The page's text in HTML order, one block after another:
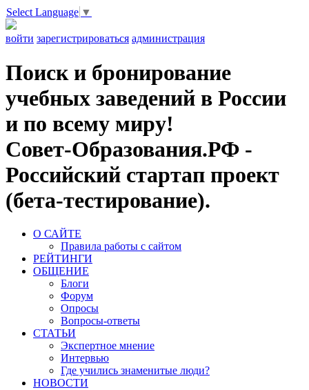
Select Language ▼
войти зарегистрироваться администрация
Поиск и бронирование
учебных заведений в России
и по всему миру!
Совет-Образования.РФ -
Российский стартап проект
(бета-тестирование).
О САЙТЕ
Правила работы с сайтом
РЕЙТИНГИ
ОБЩЕНИЕ
Блоги
Форум
Опросы
Вопросы-ответы
СТАТЬИ
Экспертное мнение
Интервью
Где учились знаменитые люди?
НОВОСТИ